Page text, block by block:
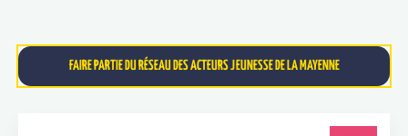
FAIRE PARTIE DU RÉSEAU DES ACTEURS JEUNESSE DE LA MAYENNE